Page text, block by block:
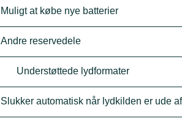
Muligt at købe nye batterier
Andre reservedele
Understøttede lydformater
Slukker automatisk når lydkilden er ude